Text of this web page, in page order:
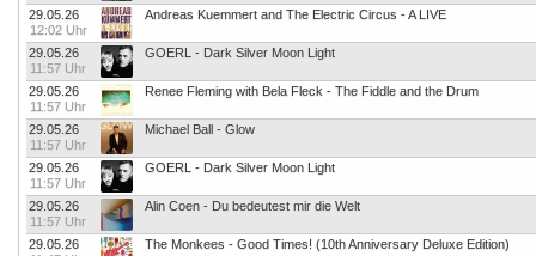
29.05.26
12:02 Uhr
Andreas Kuemmert and The Electric Circus - A LIVE
29.05.26
11:57 Uhr
GOERL - Dark Silver Moon Light
29.05.26
11:57 Uhr
Renee Fleming with Bela Fleck - The Fiddle and the Drum
29.05.26
11:57 Uhr
Michael Ball - Glow
29.05.26
11:57 Uhr
GOERL - Dark Silver Moon Light
29.05.26
11:57 Uhr
Alin Coen - Du bedeutest mir die Welt
29.05.26
The Monkees - Good Times! (10th Anniversary Deluxe Edition)